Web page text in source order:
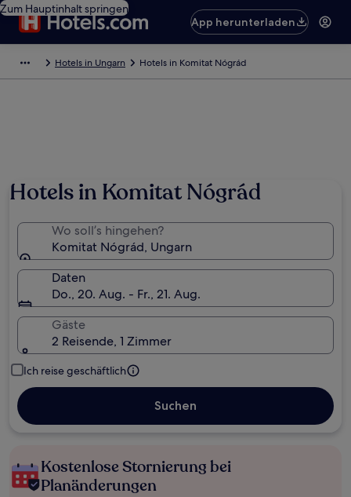
Zum Hauptinhalt springen
App herunterladen
Hotels in Ungarn Hotels in Komitat Nógrád
Hotels in Komitat Nógrád
Wo soll’s hingehen?
Komitat Nógrád, Ungarn
Daten
Do., 20. Aug. - Fr., 21. Aug.
Gäste
2 Reisende, 1 Zimmer
Ich reise geschäftlich
Suchen
Kostenlose Stornierung bei
Planänderungen